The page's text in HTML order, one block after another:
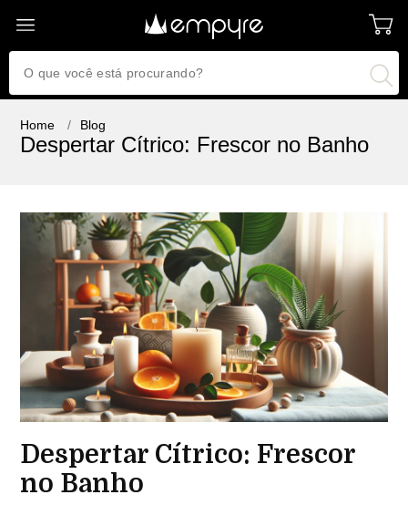
Home Blog
Despertar Cítrico: Frescor no Banho
Despertar Cítrico: Frescor
no Banho